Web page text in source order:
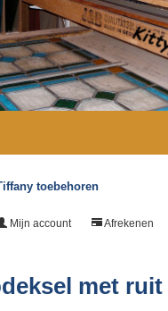
toebehoren
Afrekenen
Mijn account
met ruit